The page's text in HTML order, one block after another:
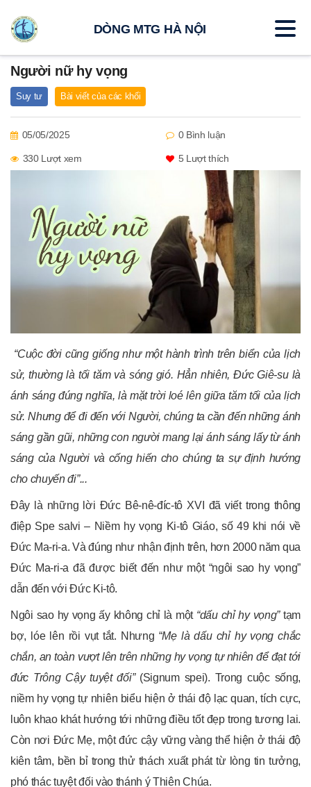
Người nữ hy vọng
Suy tư Bài viết của các khối
05/05/2025 0 Bình luận
330 Lượt xem 5 Lượt thích
“Cuộc đời cũng giống như một hành trình trên biển của lịch
sử, thường là tối tăm và sóng gió. Hẳn nhiên, Đức Giê-su là
ánh sáng đúng nghĩa, là mặt trời loé lên giữa tăm tối của lịch
sử. Nhưng để đi đến với Người, chúng ta cần đến những ánh
sáng gần gũi, những con người mang lại ánh sáng lấy từ ánh
sáng của Người và cống hiến cho chúng ta sự định hướng
cho chuyến đi”...
Đây là những lời Đức Bê-nê-đíc-tô XVI đã viết trong thông
điệp Spe salvi – Niềm hy vọng Ki-tô Giáo, số 49 khi nói về
Đức Ma-ri-a. Và đúng như nhận định trên, hơn 2000 năm qua
Đức Ma-ri-a đã được biết đến như một “ngôi sao hy vọng”
dẫn đến với Đức Ki-tô.
Ngôi sao hy vọng ấy không chỉ là một “dấu chỉ hy vọng”tạm
bợ, lóe lên rồi vụt tắt. Nhưng “Mẹ là dấu chỉ hy vọng chắc
chắn, an toàn vượt lên trên những hy vọng tự nhiên để đạt tới
đức Trông Cậy tuyệt đối”(Signum spei). Trong cuộc sống,
niềm hy vọng tự nhiên biểu hiện ở thái độ lạc quan, tích cực,
luôn khao khát hướng tới những điều tốt đẹp trong tương lai.
Còn nơi Đức Mẹ, một đức cậy vững vàng thể hiện ở thái độ
kiên tâm, bền bỉ trong thử thách xuất phát từ lòng tin tưởng,
phó thác tuyệt đối vào thánh ý Thiên Chúa.
DÒNG MTG HÀ NỘI